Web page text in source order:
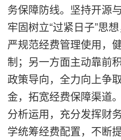
务保障防线。坚持开源
牢固树立“过紧日子”思
严规范经费管理使用，
制；另一方面主动靠前
政策导向，全力向上争
金，拓宽经费保障渠道
分析运用，充分发挥财
学统筹经费配置，不断